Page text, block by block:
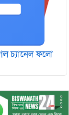
চ‌্যানেল ফলো